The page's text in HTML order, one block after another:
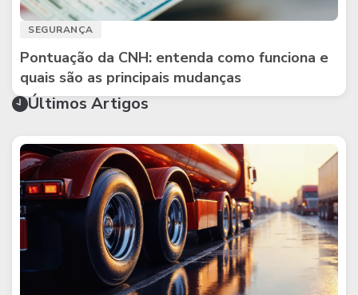
SEGURANÇA
Pontuação da CNH: entenda como funciona e
quais são as principais mudanças
Últimos Artigos